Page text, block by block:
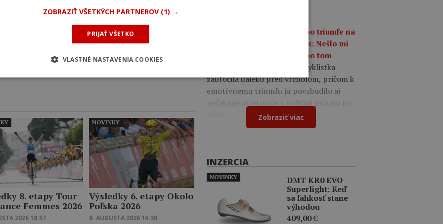
8. etapy Tour
Femmes 2026
2026 18:57
Výsledky 6. etapy Okolo
Poľska 2026
8. AUGUSTA 2026 16:30
NOVINKY
Kasia Niewiadoma po triumfe na
legendárnom Mont Ventoux: Nešlo mi
iba o víťazstvo, túžila som po tom
Poľská cyklistka
zaútočila ďaleko pred vrcholom, pričom k
emotívnemu triumfu ju povzbudilo aj
nečakané stretnutie s rodičmi priamo na
Zobraziť viac
INZERCIA
DMT KR0 EVO
Superlight: Keď
sa ľahkosť stane
výhodou
409,00€
NOVINKY
ZOBRAZIŤ VŠETKÝCH PARTNEROV (1) →
PRIJAŤ VŠETKO
VLASTNÉ NASTAVENIA COOKIES